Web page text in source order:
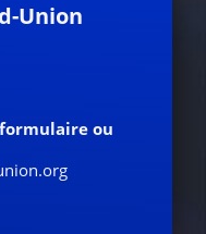
Union
ou